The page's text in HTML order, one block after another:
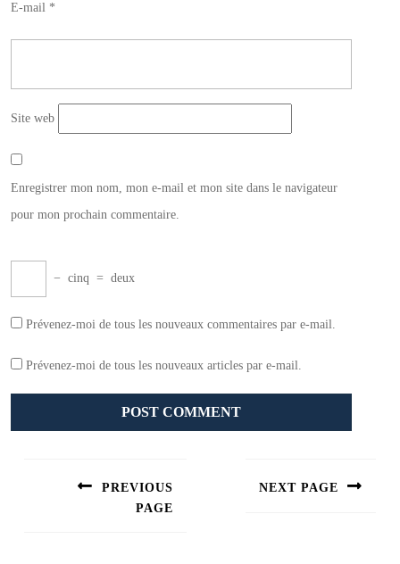
E-mail *
Site web
Enregistrer mon nom, mon e-mail et mon site dans le navigateur
pour mon prochain commentaire.
− cinq = deux
Prévenez-moi de tous les nouveaux commentaires par e-mail.
Prévenez-moi de tous les nouveaux articles par e-mail.
PREVIOUS
PAGE
NEXT PAGE